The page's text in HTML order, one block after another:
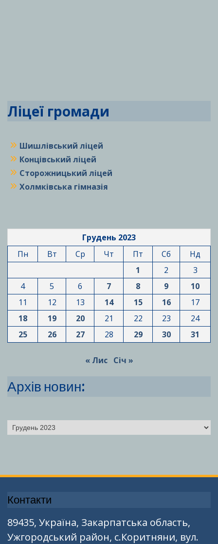
Ліцеї громади
Шишлівський ліцей
Концівський ліцей
Сторожницький ліцей
Холмківська гімназія
Грудень 2023
Пн
Вт Ср Чт Пт Сб
Нд
1
2
3
4
5 6 7 8 9
10
11
12 13 14 15 16
17
18
19 20 21 22 23
24
25
26 27 28 29 30 31
« Лис Січ »
Архів новин:
Архіви
Контакти
89435, Україна, Закарпатська область,
Ужгородський район, с.Коритняни, вул.